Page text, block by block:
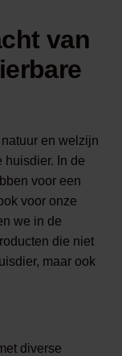
van
en welzijn
huisdier. In de
voor een
voor onze
we in de
die niet
maar ook
diverse